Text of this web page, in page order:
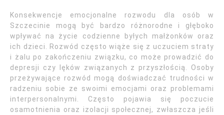
Konsekwencje emocjonalne rozwodu dla osób w
Szczecinie mogą być bardzo różnorodne i głęboko
wpływać na życie codzienne byłych małżonków oraz
ich dzieci. Rozwód często wiąże się z uczuciem straty
i żalu po zakończeniu związku, co może prowadzić do
depresji czy lęków związanych z przyszłością. Osoby
przeżywające rozwód mogą doświadczać trudności w
radzeniu sobie ze swoimi emocjami oraz problemami
interpersonalnymi. Często pojawia się poczucie
osamotnienia oraz izolacji społecznej, zwłaszcza jeśli